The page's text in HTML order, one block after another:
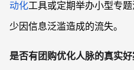
动化工具或定期举办小型专
少因信息泛滥造成的流失。
是否有团购优化人脉的真实好